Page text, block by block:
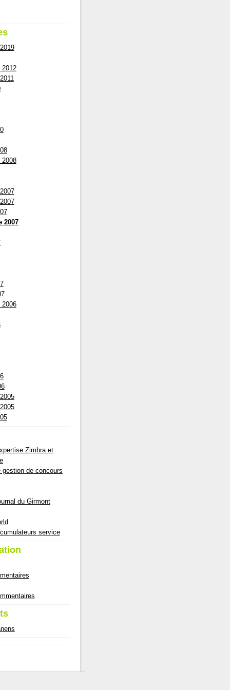
2012
2008
2007
2006
Zimbra et
gestion de concours
du Girmont
service